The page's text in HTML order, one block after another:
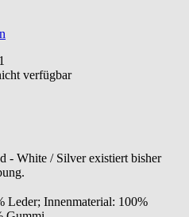
verfügbar
- White / Silver existiert bisher
Leder; Innenmaterial: 100%